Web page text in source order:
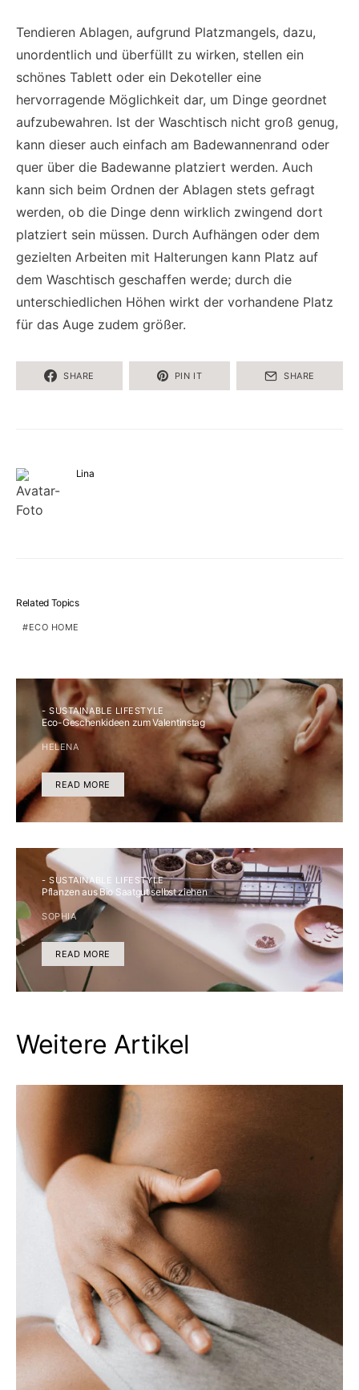
Tendieren Ablagen, aufgrund Platzmangels, dazu,
unordentlich und überfüllt zu wirken, stellen ein
schönes Tablett oder ein Dekoteller eine
hervorragende Möglichkeit dar, um Dinge geordnet
aufzubewahren. Ist der Waschtisch nicht groß genug,
kann dieser auch einfach am Badewannenrand oder
quer über die Badewanne platziert werden. Auch
kann sich beim Ordnen der Ablagen stets gefragt
werden, ob die Dinge denn wirklich zwingend dort
platziert sein müssen. Durch Aufhängen oder dem
gezielten Arbeiten mit Halterungen kann Platz auf
dem Waschtisch geschaffen werde; durch die
unterschiedlichen Höhen wirkt der vorhandene Platz
für das Auge zudem größer.
SHARE PIN IT SHARE
Lina
Related Topics
ECO HOME
- SUSTAINABLE LIFESTYLE
Eco-Geschenkideen zum Valentinstag
HELENA
READ MORE
- SUSTAINABLE LIFESTYLE
Pflanzen aus Bio Saatgut selbst ziehen
SOPHIA
READ MORE
Weitere Artikel